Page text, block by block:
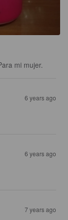
mi mujer.
6 years ago
6 years ago
7 years ago